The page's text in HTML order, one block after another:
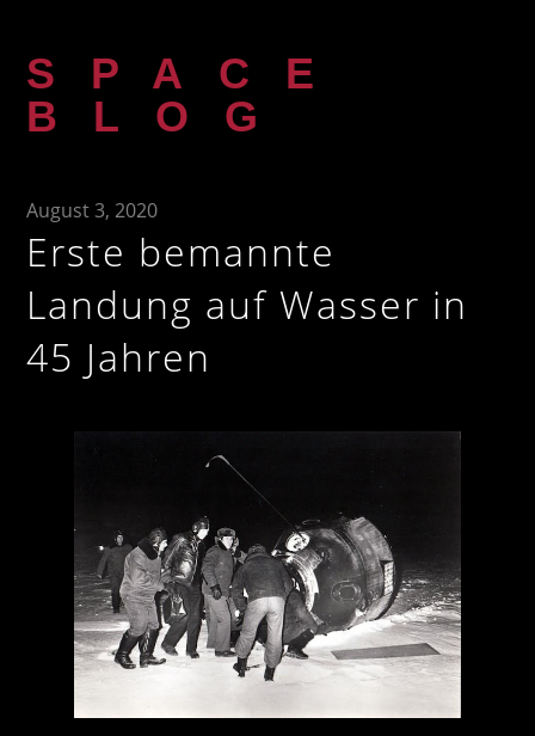
springen
SPACE
BLOG
August 3, 2020
Erste bemannte
Landung auf Wasser in
45 Jahren